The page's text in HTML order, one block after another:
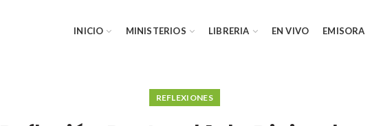
INICIO MINISTERIOS LIBRERIA EN VIVO EMISORA
REFLEXIONES